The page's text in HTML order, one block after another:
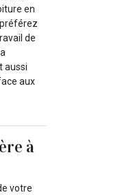
en
de
aussi
aux
à
votre